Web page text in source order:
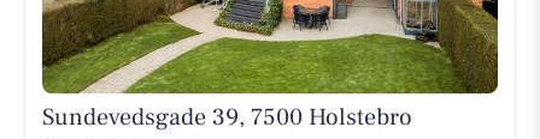
Sundevedsgade 39, 7500 Holstebro